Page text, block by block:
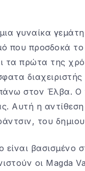
γυναίκα
που προσδοκά
τα πρώτα της
στον Έλβα. Ο
Αυτή η αντίθεση
του
είναι βασισμένο
οι Magda